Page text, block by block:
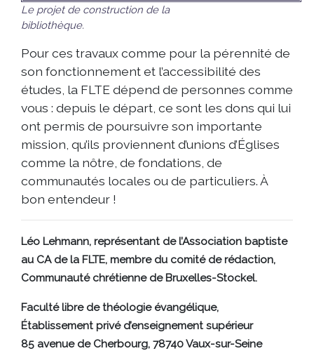
Le projet de construction de la
bibliothèque.
Pour ces travaux comme pour la pérennité de
son fonctionnement et l’accessibilité des
études, la FLTE dépend de personnes comme
vous : depuis le départ, ce sont les dons qui lui
ont permis de poursuivre son importante
mission, qu’ils proviennent d’unions d’Églises
comme la nôtre, de fondations, de
communautés locales ou de particuliers. À
bon entendeur !
Léo Lehmann, représentant de l’Association baptiste
au CA de la FLTE, membre du comité de rédaction,
Communauté chrétienne de Bruxelles-Stockel.
Faculté libre de théologie évangélique,
Établissement privé d’enseignement supérieur
85 avenue de Cherbourg, 78740 Vaux-sur-Seine